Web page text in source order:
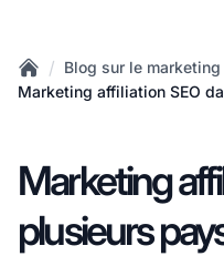
Home
/ Blog sur le
Marketing affiliation SEO
Marketing
plusieurs